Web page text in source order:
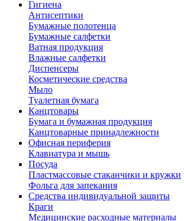
Гигиена
Антисептики
Бумажные полотенца
Бумажные салфетки
Ватная продукция
Влажные салфетки
Диспенсеры
Косметические средства
Мыло
Туалетная бумага
Канцтовары
Бумага и бумажная продукция
Канцтоварные принадлежности
Офисная периферия
Клавиатура и мышь
Посуда
Пластмассовые стаканчики и кружки
Фольга для запекания
Средства индивидуальной защиты
Краги
Медицинские расходные материалы